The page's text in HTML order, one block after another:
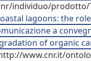
individuo/prodotto/
lagoons: the
a
of organic
www.cnr.it/